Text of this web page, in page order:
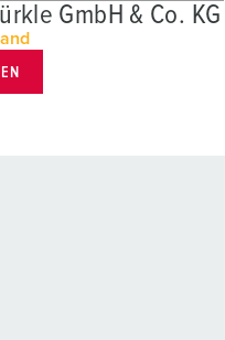
GmbH & Co. KG